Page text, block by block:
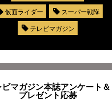
仮面ライダー
スーパー戦隊
テレビマガジン
マガジン本誌アンケート＆
プレゼント応募